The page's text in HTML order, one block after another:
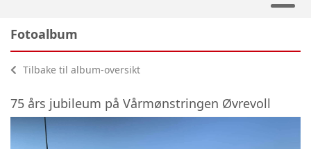
Fotoalbum
Tilbake til album-oversikt
75 års jubileum på Vårmønstringen Øvrevoll